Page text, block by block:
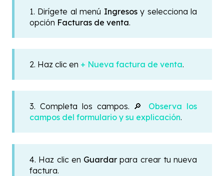
1. Dirígete al menú Ingresosy selecciona la
opción Facturas de venta.
2. Haz clic en + Nueva factura de venta.
3. Completa los campos. 🔎 Observa los
campos del formulario y su explicación.
4. Haz clic en Guardar para crear tu nueva
factura.